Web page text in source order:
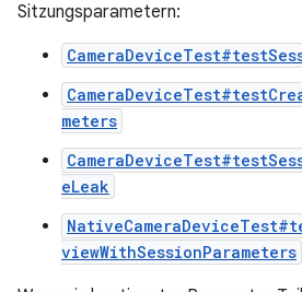
Sitzungsparametern:
meters
eLeak
viewWithSessionParameters